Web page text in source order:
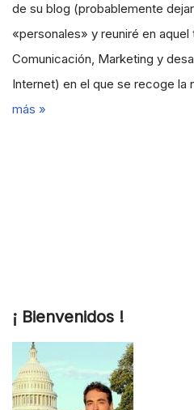
de su blog (probablemente
«personales» y reuniré en
Comunicación, Marketing y
Internet) en el que se recoge
más »
¡ Bienvenidos !